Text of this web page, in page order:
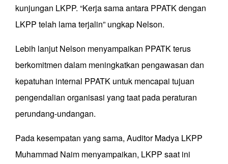
kunjungan LKPP. “Kerja sama antara PPATK dengan
LKPP telah lama terjalin” ungkap Nelson.
Lebih lanjut Nelson menyampaikan PPATK terus
berkomitmen dalam meningkatkan pengawasan dan
kepatuhan internal PPATK untuk mencapai tujuan
pengendalian organisasi yang taat pada peraturan
perundang-undangan.
Pada kesempatan yang sama, Auditor Madya LKPP
Muhammad Naim menyampaikan, LKPP saat ini